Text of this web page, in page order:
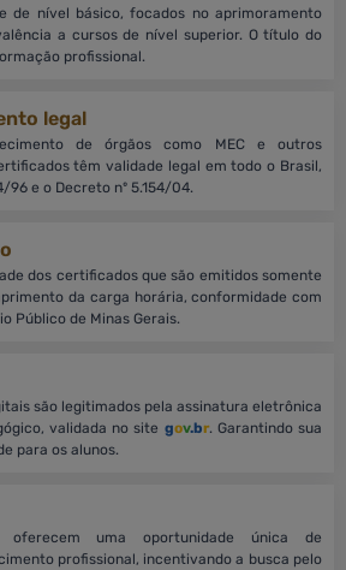
de nível básico, focados no aprimoramento
a cursos de nível superior. O título do
profissional.
legal
de órgãos como MEC e outros
têm validade legal em todo o Brasil,
96 e o Decreto nº 5.154/04.
dos certificados que são emitidos somente
da carga horária, conformidade com
Público de Minas Gerais.
são legitimados pela assinatura eletrônica
validada no site gov.br. Garantindo sua
para os alunos.
oferecem uma oportunidade única de
profissional, incentivando a busca pelo